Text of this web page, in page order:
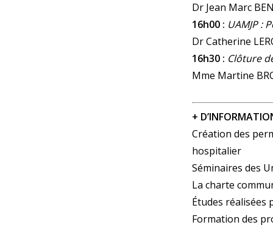
Dr Jean Marc
16h00 : UAMJP :
Dr Catherine
16h30 : Clôture
Mme Martine
+
Création des
hospitalier
Séminaires des
La charte
Études réalisées
Formation des